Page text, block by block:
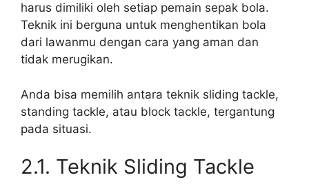
harus dimiliki oleh setiap pemain sepak bola.
Teknik ini berguna untuk menghentikan bola
dari lawanmu dengan cara yang aman dan
tidak merugikan.
Anda bisa memilih antara teknik sliding tackle,
standing tackle, atau block tackle, tergantung
pada situasi.
2.1. Teknik Sliding Tackle